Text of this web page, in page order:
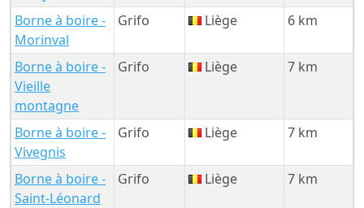
Borne à boire -
Morinval
Grifo Liège 6 km
Borne à boire -
Vieille
montagne
Grifo Liège 7 km
Borne à boire -
Vivegnis
Grifo Liège 7 km
Borne à boire -
Saint-Léonard
Grifo Liège 7 km